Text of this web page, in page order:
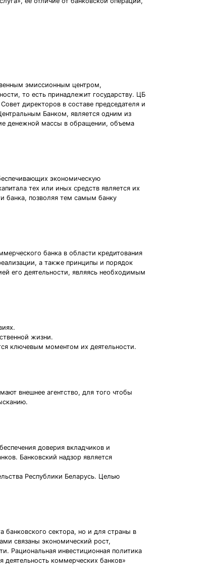
эмиссионным центром,
то есть принадлежит государству. ЦБ
директоров в составе председателя и
Банком, является одним из
денежной массы в обращении, объема
экономическую
тех или иных средств является их
банка, позволяя тем самым банку
банка в области кредитования
а также принципы и порядок
его деятельности, являясь необходимым
жизни.
ключевым моментом их деятельности.
внешнее агентство, для того чтобы
доверия вкладчиков и
Банковский надзор является
Республики Беларусь. Целью
банковского сектора, но и для страны в
связаны экономический рост,
Рациональная инвестиционная политика
коммерческих банков»